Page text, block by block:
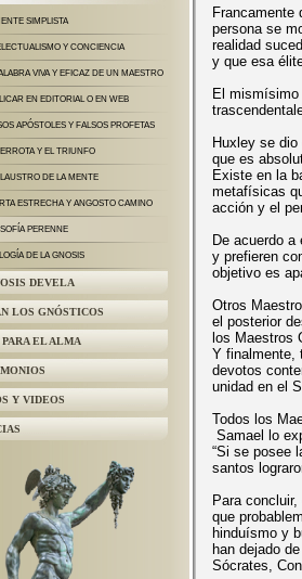
SIMPLISTA
Y CONCIENCIA
VIVA Y EFICAZ DE UN MAESTRO
EN EDITORIAL O EN WEB
APÓSTOLES Y FALSOS PROFETAS
Y EL TRIUNFO
DE LA MENTE
ESTRECHA Y ANGOSTO CAMINO
PERENNE
DE LA GNOSIS
DEVELA
LOS GNÓSTICOS
EL ALMA
Y VIDEOS
Francamente
persona se
realidad
y que esa
El mismísimo
Huxley se
que es
Existe en la
metafísicas
acción y el
De acuerdo
y prefieren
objetivo es
Otros
el posterior
los Maestros
Y finalmente,
devotos
unidad en el
Todos los
Samael lo
“Si se posee
santos
Para
que
hinduísmo y
han dejado
Sócrates,